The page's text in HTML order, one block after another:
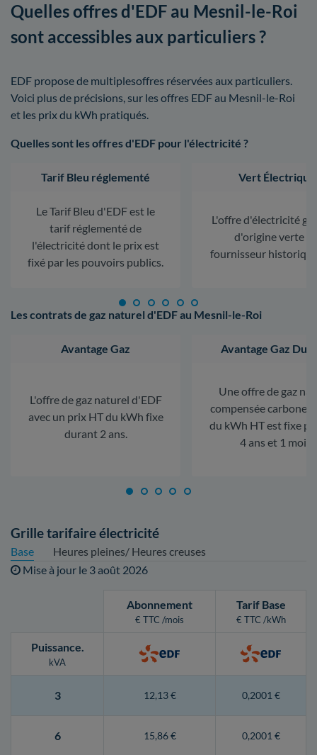
Quelles offres d'EDF au Mesnil-le-Roi
sont accessibles aux particuliers ?
EDF propose de multiplesoffres réservées aux particuliers.
Voici plus de précisions, sur les offres EDF au Mesnil-le-Roi
et les prix du kWh pratiqués.
Quelles sont les offres d'EDF pour l'électricité ?
Tarif Bleu réglementé
Le Tarif Bleu d'EDF est le
tarif réglementé de
l'électricité dont le prix est
fixé par les pouvoirs publics.
Vert Électrique
L'offre d'électricité
d'origine verte
fournisseur
Les contrats de gaz naturel d'EDF au Mesnil-le-Roi
Avantage Gaz
L'offre de gaz naturel d'EDF
avec un prix HT du kWh fixe
durant 2 ans.
Avantage Gaz
Une offre de gaz
compensée carbone.
du kWh HT est fixe
4 ans et 1 mois.
Grille tarifaire électricité
Base
Heures pleines/ Heures creuses
Mise à jour le 3 août 2026
Abonnement
€ TTC /mois
Tarif Base
€ TTC /kWh
Puissance.
kVA
3 12,13 € 0,2001 €
6 15,86 € 0,2001 €